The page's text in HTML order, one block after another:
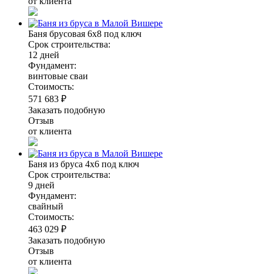
Баня брусовая 6х8 под ключ
Срок строительства:
12 дней
Фундамент:
винтовые сваи
Стоимость:
571 683 ₽
Заказать подобную
Отзыв
от клиента
Баня из бруса 4х6 под ключ
Срок строительства:
9 дней
Фундамент:
свайный
Стоимость:
463 029 ₽
Заказать подобную
Отзыв
от клиента